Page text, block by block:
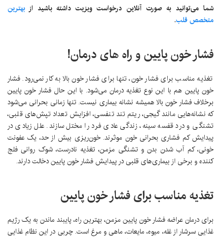
شما می‌توانید به صورت آنلاین درخواست ویزیت داشته باشید از بهترین
متخصص قلب.
فشار خون پایین و راه های درمان!
تغذیه مناسب برای فشار خون، تنها برای فشار خون بالا به کار نمی‌رود. فشار
خون پایین هم با این نوع تغذیه درمان می‌شود. با این حال فشار خون پایین
برخلاف فشار خون بالا همیشه نشانه بیماری نیست. تنها زمانی بحرانی می‌شود
که نشانه‌هایی مانند گیجی، ریتم تند تنفسی، افزایش تعداد تپش‌های قلبی،
تشنگی و درد قفسه سینه، زندگی عادی فرد را مختل سازند. علل زیادی در
پیدایش کم فشاری بحرانی خون موثرند. خون‌ریزی بیش از حد، یک عفونت
خونی، کم آب شدن بدن و تشنگی مزمن، تغذیه نادرست، شوک روانی فلج
کننده و برخی از بیماری‌های قلبی در پیدایش فشار خون پایین دخالت دارند.
تغذیه مناسب برای فشار خون پایین
برای درمان عراضه فشار خون پایین مزمن، بهترین راه، پایبند ماندن به یک رژیم
غذایی سرشار از غله، میوه، مایعات، ماهی و مرغ است. چربی در این نظام غذایی